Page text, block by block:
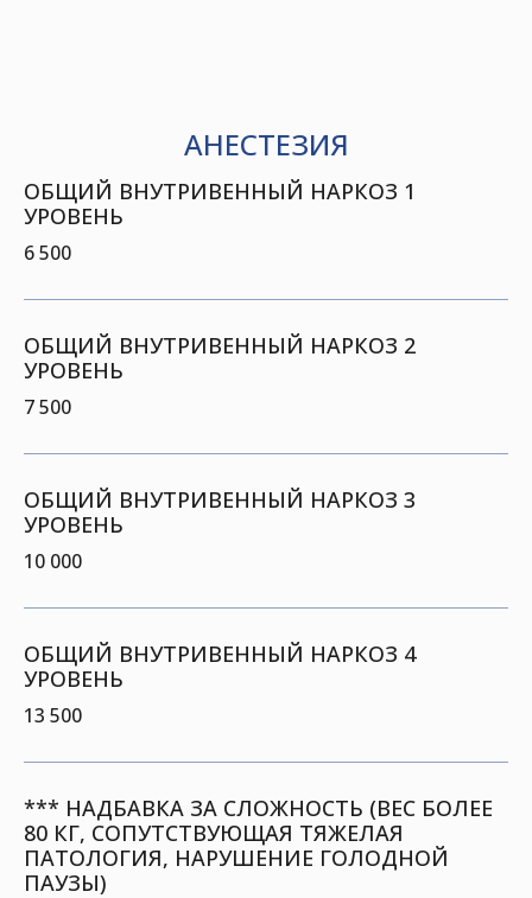
АНЕСТЕЗИЯ
ОБЩИЙ ВНУТРИВЕННЫЙ НАРКОЗ 1
УРОВЕНЬ
6 500
ОБЩИЙ ВНУТРИВЕННЫЙ НАРКОЗ 2
УРОВЕНЬ
7 500
ОБЩИЙ ВНУТРИВЕННЫЙ НАРКОЗ 3
УРОВЕНЬ
10 000
ОБЩИЙ ВНУТРИВЕННЫЙ НАРКОЗ 4
УРОВЕНЬ
13 500
*** НАДБАВКА ЗА СЛОЖНОСТЬ (ВЕС БОЛЕЕ
80 КГ, СОПУТСТВУЮЩАЯ ТЯЖЕЛАЯ
ПАТОЛОГИЯ, НАРУШЕНИЕ ГОЛОДНОЙ
ПАУЗЫ)